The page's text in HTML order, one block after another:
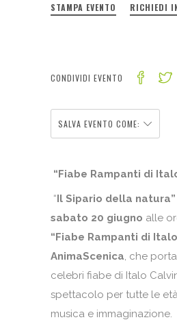
STAMPA EVENTO RICHIEDI
CONDIVIDI EVENTO
SALVA EVENTO COME:
“Fiabe Rampanti di
“Il Sipario della natura”
sabato 20 giugno alle
“Fiabe Rampanti di
AnimaScenica, che
celebri fiabe di Italo
spettacolo per tutte le
musica e immaginazione.